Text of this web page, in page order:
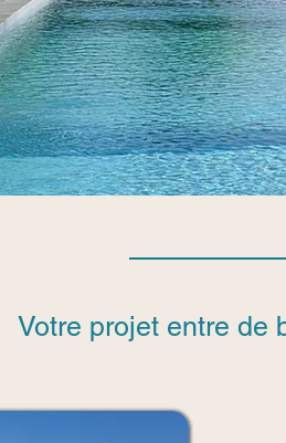
Votre projet entre de